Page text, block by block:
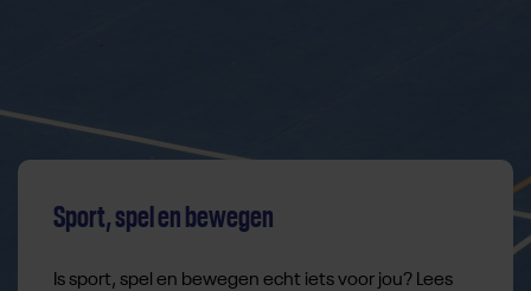
Sport, spel en bewegen
Is sport, spel en bewegen echt iets voor jou? Lees